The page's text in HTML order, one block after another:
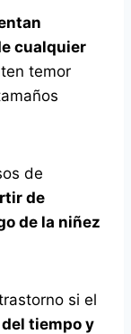
cualquier
temor
de
de
de la niñez
si el
tiempo y